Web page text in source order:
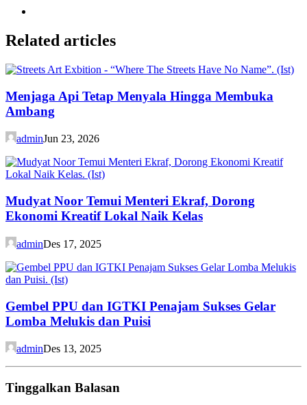
Related articles
Menjaga Api Tetap Menyala Hingga Membuka
Ambang
adminJun 23, 2026
Mudyat Noor Temui Menteri Ekraf, Dorong
Ekonomi Kreatif Lokal Naik Kelas
adminDes 17, 2025
Gembel PPU dan IGTKI Penajam Sukses Gelar
Lomba Melukis dan Puisi
adminDes 13, 2025
Tinggalkan Balasan